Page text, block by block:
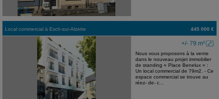
Local commercial à Esch-sur-Alzette 445 000 €
+/- 79 m²
Nous vous proposons à la vente
dans le nouveau projet immobilier
de standing « Place Benelux » :
Un local commercial de 79m2. - Ce
espace commercial se trouve au
réez- de- c...